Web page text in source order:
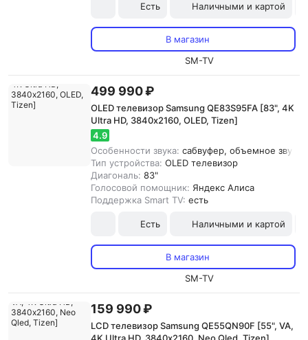
Есть Наличными и картой
В магазин
SM-TV
499 990 ₽
OLED телевизор Samsung QE83S95FA [83", 4K
Ultra HD, 3840х2160, OLED, Tizen]
4.9
Особенности звука: сабвуфер, объемное
Тип устройства: OLED телевизор
Диагональ: 83"
Голосовой помощник: Яндекс Алиса
Поддержка Smart TV: есть
Есть Наличными и картой
В магазин
SM-TV
159 990 ₽
LCD телевизор Samsung QE55QN90F [55", VA,